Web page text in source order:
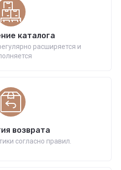
каталога
расширяется и
возврата
согласно правил.